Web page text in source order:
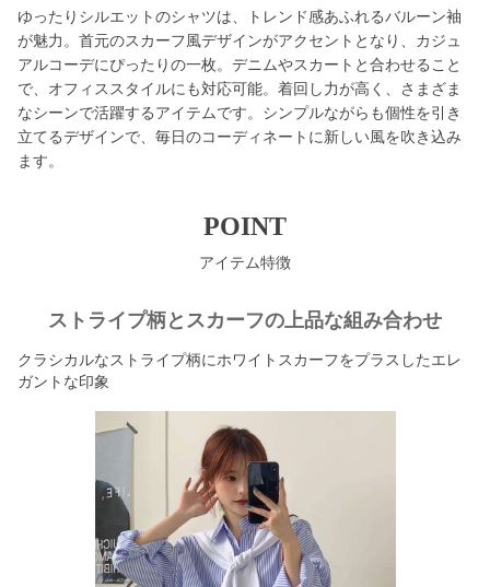
ゆったりシルエットのシャツは、トレンド感あふれるバルーン袖
が魅力。首元のスカーフ風デザインがアクセントとなり、カジュ
アルコーデにぴったりの一枚。デニムやスカートと合わせること
で、オフィススタイルにも対応可能。着回し力が高く、さまざま
なシーンで活躍するアイテムです。シンプルながらも個性を引き
立てるデザインで、毎日のコーディネートに新しい風を吹き込み
ます。
POINT
アイテム特徴
ストライプ柄とスカーフの上品な組み合わせ
クラシカルなストライプ柄にホワイトスカーフをプラスしたエレ
ガントな印象